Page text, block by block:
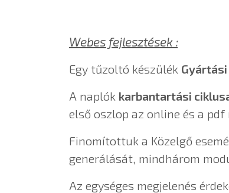
Webes fejlesztések :
Egy tűzoltó készülék
A naplók karbantartási
első oszlop az online és a pdf
Finomítottuk a Közelgő
generálását, mindhárom
Az egységes megjelenés